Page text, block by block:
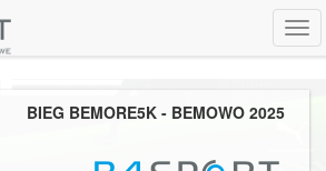
BIEG BEMORE5K - BEMOWO 2025